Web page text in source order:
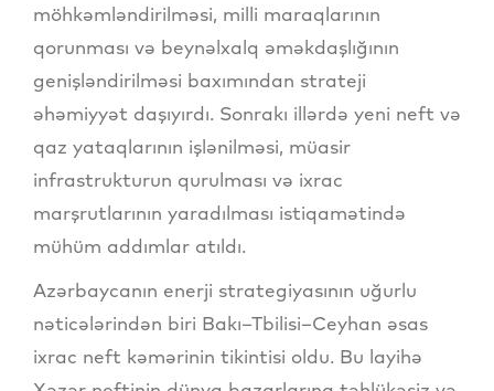
möhkəmləndirilməsi, milli maraqlarının
qorunması və beynəlxalq əməkdaşlığının
genişləndirilməsi baxımından strateji
əhəmiyyət daşıyırdı. Sonrakı illərdə yeni neft və
qaz yataqlarının işlənilməsi, müasir
infrastrukturun qurulması və ixrac
marşrutlarının yaradılması istiqamətində
mühüm addımlar atıldı.
Azərbaycanın enerji strategiyasının uğurlu
nəticələrindən biri Bakı–Tbilisi–Ceyhan əsas
ixrac neft kəmərinin tikintisi oldu. Bu layihə